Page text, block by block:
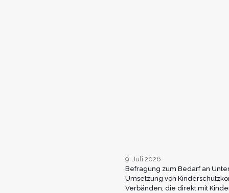
9. Juli 2026
Befragung zum Bedarf an
Umsetzung von
Verbänden, die direkt mit